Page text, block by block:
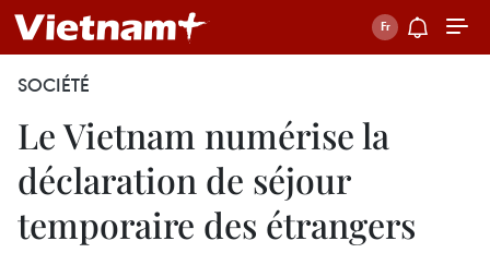
SOCIÉTÉ
Le Vietnam numérise la
déclaration de séjour
temporaire des étrangers